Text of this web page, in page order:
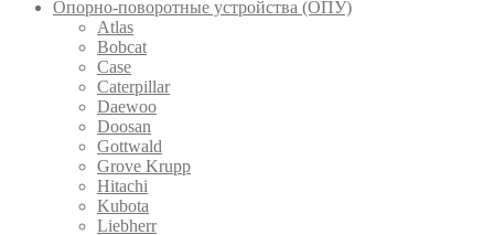
Опорно-поворотные устройства (ОПУ)
Atlas
Bobcat
Case
Caterpillar
Daewoo
Doosan
Gottwald
Grove Krupp
Hitachi
Kubota
Liebherr